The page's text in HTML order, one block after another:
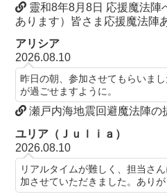
靈和8年8月8日 応援魔法陣
あります）皆さま応援魔法陣
アリシア
2026.08.10
昨日の朝、参加させてもらいま
が過ごせますように。
瀬戸内海地震回避魔法陣の
ユリア（Ｊｕｌｉａ）
2026.08.10
リアルタイムが難しく、担当さ
加させていただきました。ありが